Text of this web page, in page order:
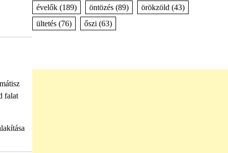
falat
évelők(189) öntözés(89) örökzöld (43)
ültetés(76) őszi (63)